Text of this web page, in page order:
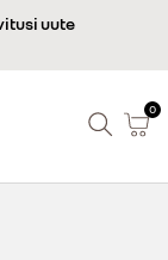
uute
0